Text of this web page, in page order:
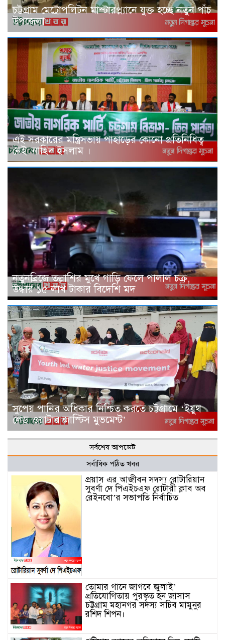
চট্টগ্রাম মেট্রোপলিটন মাস্টারপ্ল্যানে যুক্ত হচ্ছে নতুন পাঁচ
উপজেলা
এই সরকারের মন্ত্রিসভায় পাহাড়ের কোনো প্রতিনিধিত্ব
নেই: নাহিদ ইসলাম ।
নতুনব্রিজে তল্লাশির মুখে গাড়ি ফেলে পালাল চক্র,
উদ্ধার ১৫ লাখ টাকার বিদেশি মদ
সুপেয় পানির অধিকার নিশ্চিত করতে চট্টগ্রামে ‘ইয়ুথ
লেড ওয়াটার জাস্টিস মুভমেন্ট’
সর্বশেষ আপডেট
সর্বাধিক পঠিত খবর
প্রয়াস এর আজীবন সদস্য রোটারিয়ান
সুবর্ণা দে পিএইচএফ রোটারী ক্লাব অব
রেইনবো’র সভাপতি নির্বাচিত
তোমার গানে জাগবে জুলাই’
প্রতিযোগিতায় পুরস্কৃত হন জাসাস
চট্টগ্রাম মহানগর সদস‌্য স‌চিব মামুনুর
রশিদ শিপন।